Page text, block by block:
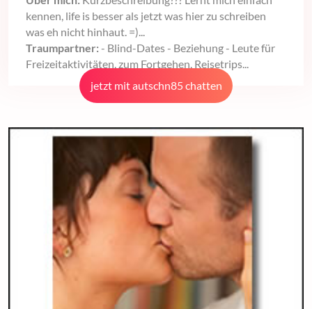
kennen, life is besser als jetzt was hier zu schreiben
was eh nicht hinhaut. =)...
Traumpartner: - Blind-Dates - Beziehung - Leute für
Freizeitaktivitäten, zum Fortgehen, Reisetrips...
jetzt mit autschn85 chatten